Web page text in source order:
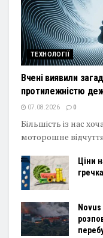
ТЕХНОЛОГІЇ
Вчені виявили
протилежністю
07.08.2026 0
Більшість із нас
моторошне
Ціни